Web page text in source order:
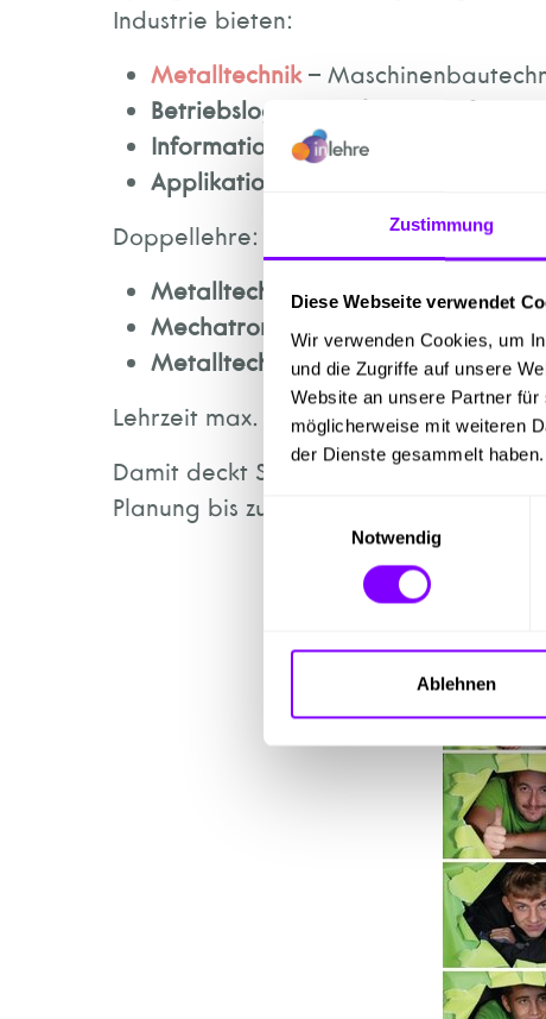
Zustimmung
Diese Webseite verwendet
Wir verwenden Cookies, um
und die Zugriffe auf unsere
Website an unsere Partner
möglicherweise mit weiteren
der Dienste gesammelt haben.
Einwilligungsauswahl
Notwendig
Ablehnen
Industrie bieten:
Metalltechnik–
Betriebslogistikkauffrau/Kaufmann
Informationstechnologie
Applikationsentwicklung
Doppellehre:
Metalltechnik-
Mechatronik -
Metalltechnik-
Lehrzeit max. 4 Jahre.Alle Lehrberufe
Damit deckt Springer die komplette
Planung bis zur fertigen Maschine.